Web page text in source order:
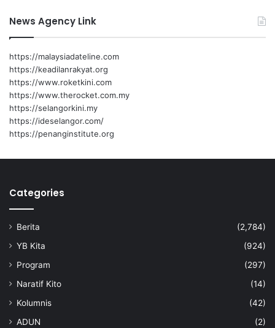
News Agency Link
https://malaysiadateline.com
https://keadilanrakyat.org
https://www.roketkini.com
https://www.therocket.com.my
https://selangorkini.my
https://ideselangor.com/
https://penanginstitute.org
Categories
Berita
(2,784)
YB Kita
(924)
Program
(297)
Naratif Kito
(14)
Kolumnis
(42)
ADUN
(2)